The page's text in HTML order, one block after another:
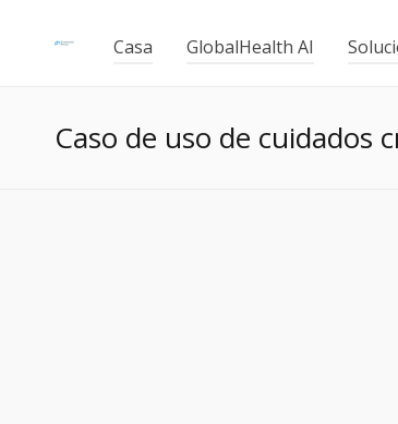
Casa GlobalHealth AI
Caso de uso de cuidados